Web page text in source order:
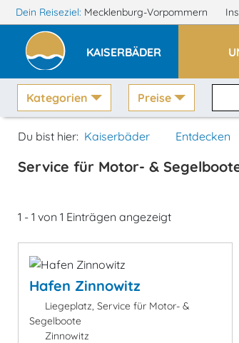
Dein Reiseziel: Mecklenburg-Vorpommern
KAISERBÄDER
Kategorien Preise
Du bist hier: Kaiserbäder Entdecken
Service für Motor- &
1 - 1 von 1 Einträgen angezeigt
Hafen Zinnowitz
Liegeplatz, Service für Motor- &
Segelboote
Zinnowitz